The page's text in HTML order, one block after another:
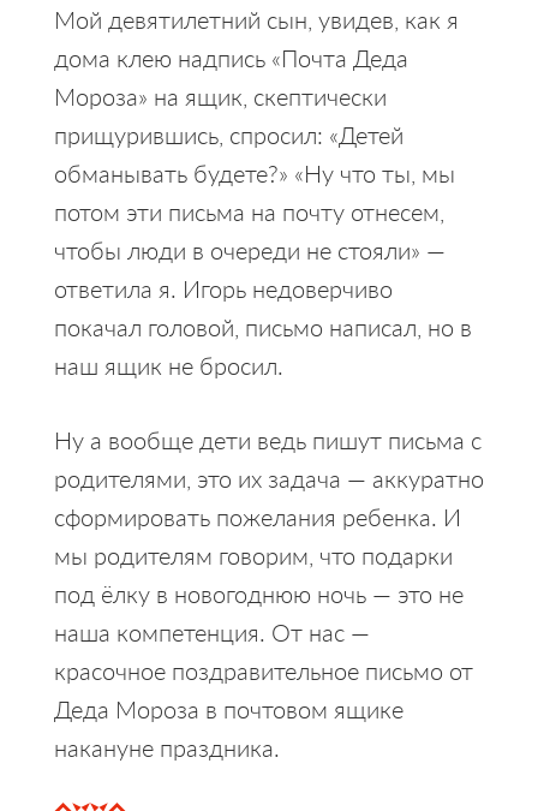
Мой девятилетний сын, увидев, как я
дома клею надпись «Почта Деда
Мороза» на ящик, скептически
прищурившись, спросил: «Детей
обманывать будете?» «Ну что ты, мы
потом эти письма на почту отнесем,
чтобы люди в очереди не стояли» —
ответила я. Игорь недоверчиво
покачал головой, письмо написал, но в
наш ящик не бросил.
Ну а вообще дети ведь пишут письма с
родителями, это их задача — аккуратно
сформировать пожелания ребенка. И
мы родителям говорим, что подарки
под ёлку в новогоднюю ночь — это не
наша компетенция. От нас —
красочное поздравительное письмо от
Деда Мороза в почтовом ящике
накануне праздника.